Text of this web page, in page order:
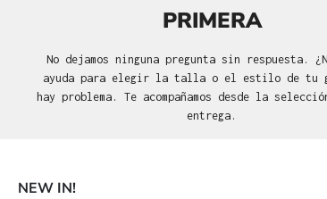
PRIMERA
No dejamos ninguna pregunta sin respuesta.
ayuda para elegir la talla o el estilo de tu
hay problema. Te acompañamos desde la
entrega.
NEW IN!